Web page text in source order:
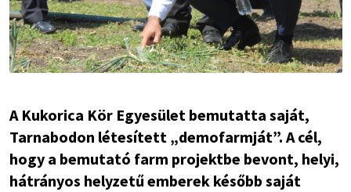
A Kukorica Kör Egyesület bemutatta saját,
Tarnabodon létesített „demofarmját”. A cél,
hogy a bemutató farm projektbe bevont, helyi,
hátrányos helyzetű emberek később saját